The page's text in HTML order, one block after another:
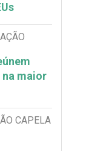
maior
CAPELA